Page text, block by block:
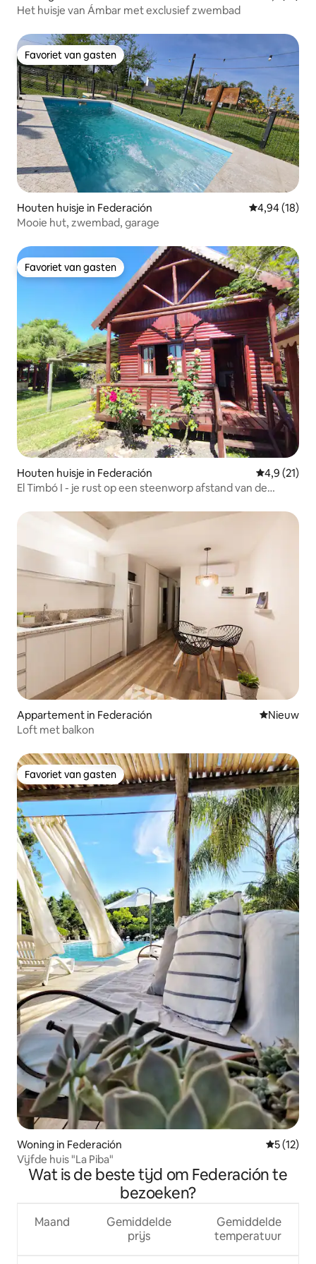
Het huisje van Ámbar met exclusief zwembad
Favoriet van gasten
Favoriet van gasten
Houten huisje in Federación Gemiddelde
4,94 (18)
Mooie hut, zwembad, garage
Favoriet van gasten
Favoriet van gasten
Houten huisje in Federación
4,9 (21)
El Timbó I - je rust op een steenworp afstand van de
Appartement in Federación Nieuwe
Nieuw
Loft met balkon
Favoriet van gasten
Favoriet van gasten
Woning in Federación
5 (12)
Vijfde huis "La Piba"
Wat is de beste tijd om Federación te
bezoeken?
Maand
Gemiddelde
prijs
Gemiddelde
temperatuur